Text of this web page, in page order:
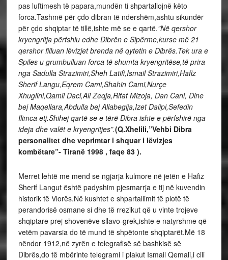
pas luftimesh të papara,mundën ti shpartallojnë këto
forca.Tashmë për çdo dibran të ndershëm,ashtu sikundër
për çdo shqiptar të tillë,ishte më se e qartë.”Në qershor
kryengritja përfshiu edhe Dibrën e Sipërme,kurse më 21
qershor filluan lëvizjet brenda në qytetin e Dibrës.Tek ura e
Spiles u grumbulluan forca të shumta kryengritëse,të prira
nga Sadulla Strazimiri,Sheh Latifi,Ismail Strazimiri,Hafiz
Sherif Langu,Eqrem Cami,Shahin Cami,Nurçe
Xhuglini,Qamil Daci,Ali Zeqja,Rifat Mizoja, Dan Cani, Dine
bej Maqellara,Abdulla bej Allabegija,Izet Dalipi,Sefedin
Ilimca etj.Shihej qartë se e tërë Dibra ishte e përfshirë nga
ideja dhe valët e kryengritjes”.(Q.Xhelili,”Vehbi Dibra
personalitet dhe veprimtar i shquar i lëvizjes
kombëtare”- Tiranë 1998 , faqe 83 ).
Merret lehtë me mend se ngjarja kulmore në jetën e Hafiz
Sherif Langut është padyshim pjesmarrja e tij në kuvendin
historik të Vlorës.Në kushtet e shpartallimit të plotë të
perandorisë osmane si dhe të rrezikut që u vinte trojeve
shqiptare prej shovenëve sllavo-grek,ishte e natyrshme që
vetëm pavarsia do të mund të shpëtonte shqiptarët.Më 18
nëndor 1912,në zyrën e telegrafisë së bashkisë së
Dibrës,do të mbërinte telegrami i plakut Ismail Qemali,i cili